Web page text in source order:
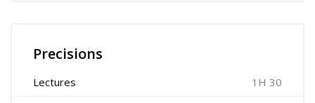
Precisions
Lectures 1H 30